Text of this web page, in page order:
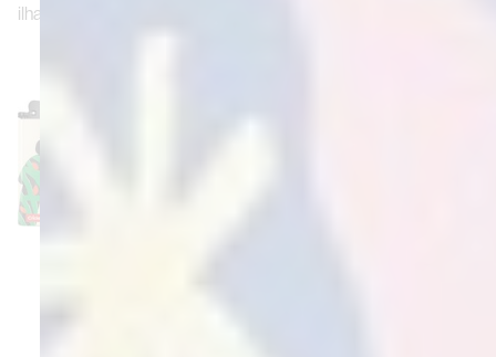
ilham, bazen de pişmanlık anlamına gelebiliyor."